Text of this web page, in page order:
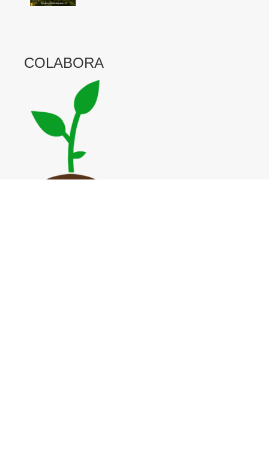
COLABORA